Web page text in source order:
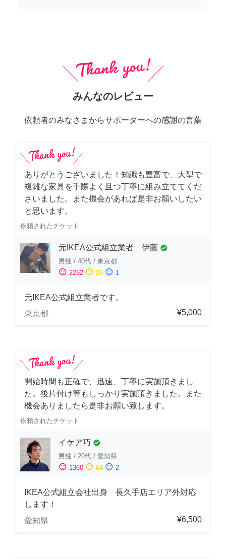
みんなのレビュー
依頼者のみなさまからサポーターへの感謝の言葉
ありがとうございました！知識も豊富で、大型で
複雑な家具を手際よく且つ丁寧に組み立ててくだ
さいました。また機会があれば是非お願いしたい
と思います。
依頼されたチケット
元IKEA公式組立業者 伊藤 check_circle
男性 / 40代 / 東京都
sentiment_satisfied 2252 sentiment_neutral 26 sentiment_dissatisfied 1
元IKEA公式組立業者です。
東京都
¥5,000
開始時間も正確で、迅速、丁寧に実施頂きまし
た。後片付け等もしっかり実施頂きました。また
機会ありましたら是非お願い致します。
依頼されたチケット
イケア巧 check_circle
男性 / 20代 / 愛知県
sentiment_satisfied 1360 sentiment_neutral 64 sentiment_dissatisfied 2
IKEA公式組立会社出身 長久手店エリア外対応
します！
愛知県
¥6,500